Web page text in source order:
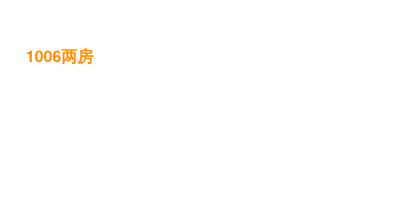
1006两房